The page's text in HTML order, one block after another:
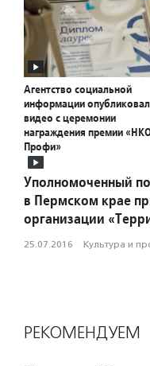
Агентство социальной
информации
видео с церемонии
награждения премии
Профи»
Уполномоченный
в Пермском крае
организации
25.07.2016 · Культура и
РЕКОМЕНДУЕМ